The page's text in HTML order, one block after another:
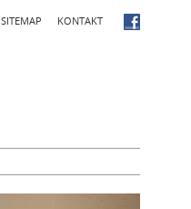
SITEMAP KONTAKT